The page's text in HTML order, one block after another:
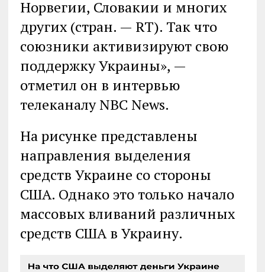
Норвегии, Словакии и многих
других (стран. — RT). Так что
союзники активизируют свою
поддержку Украины», —
отметил он в интервью
телеканалу NBC News.
На рисунке представлены
направления выделения
средств Украине со стороны
США. Однако это только начало
массовых вливаний различных
средств США в Украину.